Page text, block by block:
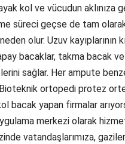
kol ve vücudun aklınıza
süreci geçse de tam
olur. Uzuv kayıplarının
bacaklar, takma bacak
sağlar. Her ampute
Bioteknik ortopedi protez
bacak yapan firmalar
merkezi olarak
vatandaşlarımıza,